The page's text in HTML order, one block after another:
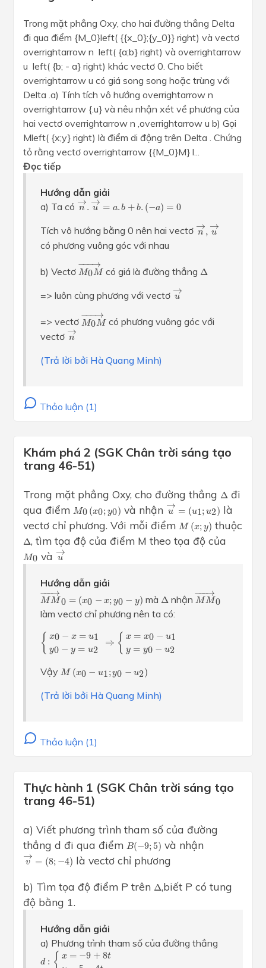
Trong mặt phẳng Oxy, cho hai đường thẳng Delta
đi qua điểm {M_0}left( {{x_0};{y_0}} right) và vectơ
overrightarrow n left( {a;b} right) và overrightarrow
u left( {b; - a} right) khác vectơ 0. Cho biết
overrightarrow u có giá song song hoặc trùng với
Delta .a) Tính tích vô hướng overrightarrow n
overrightarrow {.u} và nêu nhận xét về phương của
hai vectơ overrightarrow n ,overrightarrow u b) Gọi
Mleft( {x;y} right) là điểm di động trên Delta . Chứng
tỏ rằng vectơ overrightarrow {{M_0}M} l...
Đọc tiếp
Hướng dẫn giải
a) Ta có →
n . →
u = a. b + b. (−a) = 0
n→.u→=
Tích vô hướng bằng 0 nên hai vectơ →
n , →
u
n→,u→
có phương vuông góc với nhau
b) Vectơ
−−−→
M0M
M0M
có giá là đường thẳng Δ
Δ
=> luôn cùng phương với vectơ →
u
u→
=> vectơ
−−−→
M0 M
M0M
có phương vuông góc với
vectơ →
n
n→
(Trả lời bởi Hà Quang Minh)
Thảo luận (1)
Khám phá 2 (SGK Chân trời sáng tạo
trang 46-51)
Trong mặt phẳng Oxy, cho đường thẳng Δ
Δ đi
qua điểm M0 (x0; y0)
M0 x 0; 0) và nhận →
u = (u1; u2)
u→= 2)
là
vectơ chỉ phương. Với mỗi điểm M (x; y)
M( x thuộc
Δ
Δ , tìm tọa độ của điểm M theo tọa độ của
M0
M0 và →
u
u→
Hướng dẫn giải
−−−→
MM 0 = (x0 − x; y0 − y)
MM→0 −
mà Δ
Δnhận
−−−→
MM0
MM→
làm vectơ chỉ phương nên ta có:
{ x0 − x = u1
y0 − y = u2
⇒ { x = x0 − u1
y = y0 − u2
{x − − 2⇒ x0 1y
Vậy M (x0 − u1;y0 − u2)
M( x0− 1;y 0 −u
(Trả lời bởi Hà Quang Minh)
Thảo luận (1)
Thực hành 1 (SGK Chân trời sáng tạo
trang 46-51)
a) Viết phương trình tham số của đường
thẳng d đi qua điểm B(−9;5)
B(− 9;5) và nhận
→
v = (8; −4)
v→ (8
là vectơ chỉ phương
b) Tìm tọa độ điểm P trên Δ
Δ ,biết P có tung
độ bằng 1.
Hướng dẫn giải
a) Phương trình tham số của đường thẳng
d : { x = −9 + 8t
d: x=−9+8 ty=5− 4t